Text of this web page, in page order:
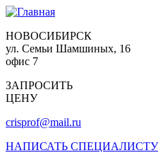
НОВОСИБИРСК
ул. Семьи Шамшиных, 16
офис 7
ЗАПРОСИТЬ
ЦЕНУ
crisprof@mail.ru
НАПИСАТЬ СПЕЦИАЛИСТУ